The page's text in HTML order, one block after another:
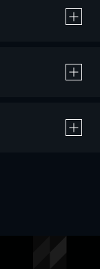
の購入 / レンタルです。
のポイント還元です。